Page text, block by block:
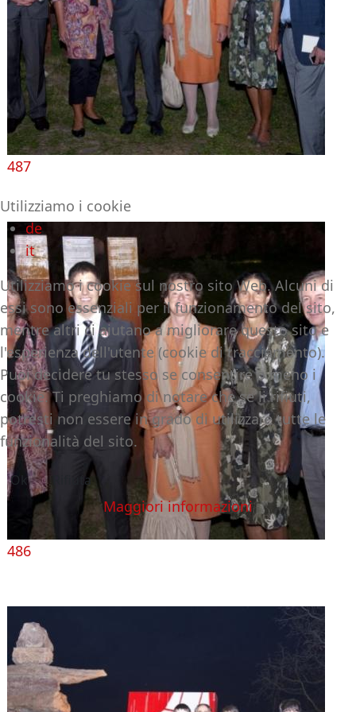
487
486
Utilizziamo i cookie
de
it
Utilizziamo i cookie sul nostro sito Web. Alcuni di
essi sono essenziali per il funzionamento del sito,
mentre altri ci aiutano a migliorare questo sito e
l'esperienza dell'utente (cookie di tracciamento).
Puoi decidere tu stesso se consentire o meno i
cookie. Ti preghiamo di notare che se li rifiuti,
potresti non essere in grado di utilizzare tutte le
funzionalità del sito.
Ok Rifiuta
Maggiori informazioni